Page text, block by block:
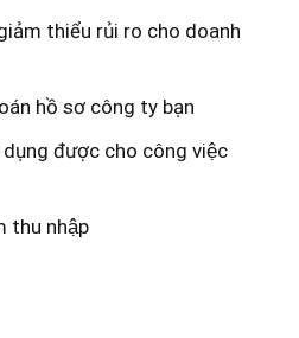
thiểu rủi ro cho doanh
hồ sơ công ty bạn
được cho công việc
thu nhập